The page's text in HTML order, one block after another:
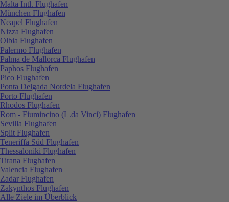
Malta Intl. Flughafen
München Flughafen
Neapel Flughafen
Nizza Flughafen
Olbia Flughafen
Palermo Flughafen
Palma de Mallorca Flughafen
Paphos Flughafen
Pico Flughafen
Ponta Delgada Nordela Flughafen
Porto Flughafen
Rhodos Flughafen
Rom - Fiumincino (L.da Vinci) Flughafen
Sevilla Flughafen
Split Flughafen
Teneriffa Süd Flughafen
Thessaloniki Flughafen
Tirana Flughafen
Valencia Flughafen
Zadar Flughafen
Zakynthos Flughafen
Alle Ziele im Überblick